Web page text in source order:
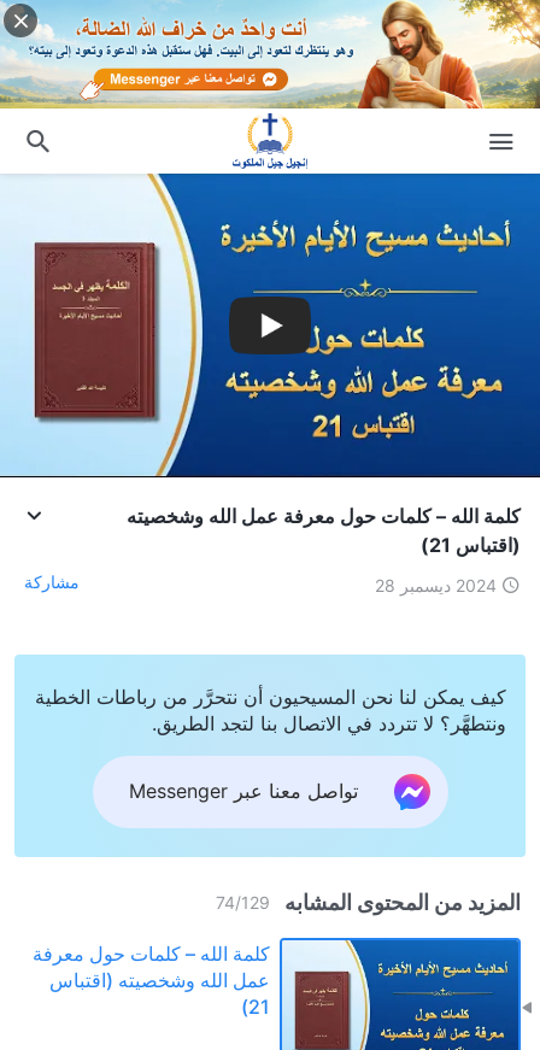
كلمة الله – كلمات حول معرفة عمل الله وشخصيته
(اقتباس 21)
2024 ديسمبر 28 مشاركة
كيف يمكن لنا نحن المسيحيون أن نتحرَّر من رباطات الخطية
ونتطهَّر؟ لا تتردد في الاتصال بنا لتجد الطريق.
تواصل معنا عبر Messenger
المزيد من المحتوى المشابه 74/129
كلمة الله – كلمات حول معرفة
عمل الله وشخصيته (اقتباس
21)